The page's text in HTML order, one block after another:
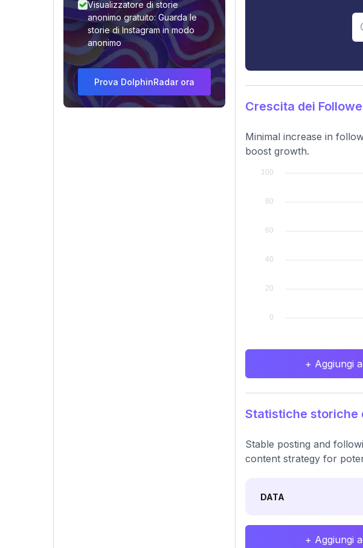
Visualizzatore di storie
anonimo gratuito: Guarda le
storie di Instagram in modo
anonimo
Prova DolphinRadar ora
Crescita dei
Minimal increase in
boost growth.
+ Aggiungi
Statistiche storiche
Stable posting and
content strategy for
DATA
+ Aggiungi